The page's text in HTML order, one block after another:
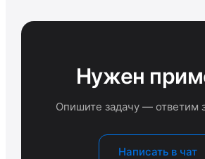
Нужен
Опишите задачу — ответим
Написать в чат